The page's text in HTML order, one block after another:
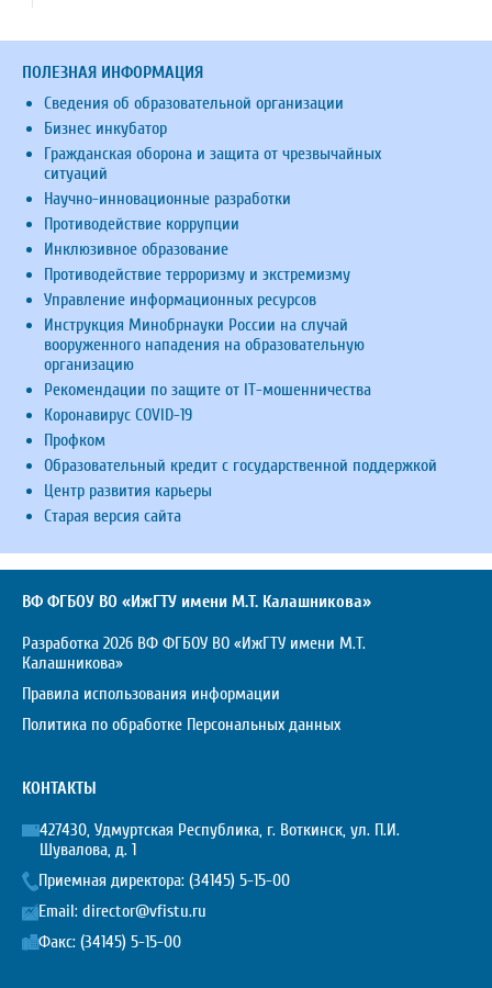
ПОЛЕЗНАЯ ИНФОРМАЦИЯ
Сведения об образовательной организации
Бизнес инкубатор
Гражданская оборона и защита от чрезвычайных
ситуаций
Научно-инновационные разработки
Противодействие коррупции
Инклюзивное образование
Противодействие терроризму и экстремизму
Управление информационных ресурсов
Инструкция Минобрнауки России на случай
вооруженного нападения на образовательную
организацию
Рекомендации по защите от IT-мошенничества
Коронавирус COVID-19
Профком
Образовательный кредит с государственной поддержкой
Центр развития карьеры
Старая версия сайта
ВФ ФГБОУ ВО «ИжГТУ имени М.Т. Калашникова»
Разработка 2026 ВФ ФГБОУ ВО «ИжГТУ имени М.Т.
Калашникова»
Правила использования информации
Политика по обработке Персональных данных
КОНТАКТЫ
427430, Удмуртская Республика, г. Воткинск, ул. П.И.
Шувалова, д. 1
Приемная директора: (34145) 5-15-00
Email: director@vfistu.ru
Факс: (34145) 5-15-00